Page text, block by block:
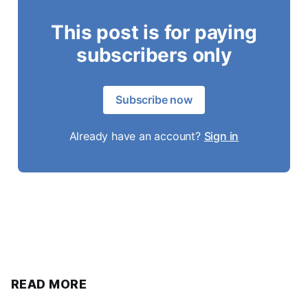
This post is for paying
subscribers only
Subscribe now
Already have an account? Sign in
READ MORE